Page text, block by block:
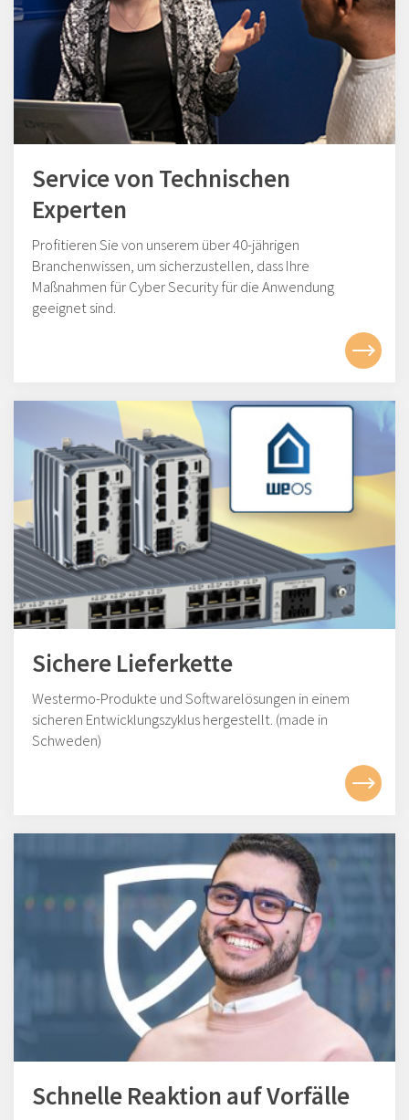
Service von Technischen
Experten
Profitieren Sie von unserem über 40-jährigen
Branchenwissen, um sicherzustellen, dass Ihre
Maßnahmen für Cyber Security für die Anwendung
geeignet sind.
Sichere Lieferkette
Westermo-Produkte und Softwarelösungen in einem
sicheren Entwicklungszyklus hergestellt. (made in
Schweden)
Schnelle Reaktion auf Vorfälle